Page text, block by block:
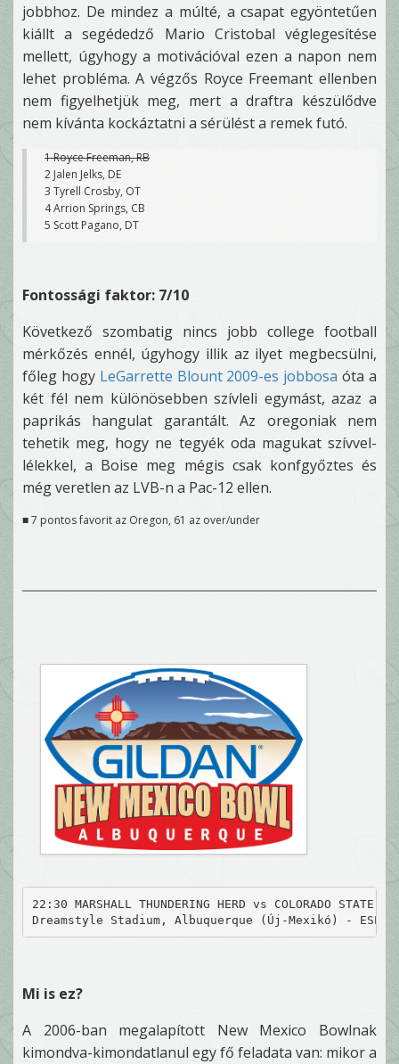
jobbhoz. De mindez a múlté, a csapat egyöntetűen
kiállt a segédedző Mario Cristobal véglegesítése
mellett, úgyhogy a motivációval ezen a napon nem
lehet probléma. A végzős Royce Freemant ellenben
nem figyelhetjük meg, mert a draftra készülődve
nem kívánta kockáztatni a sérülést a remek futó.
1 Royce Freeman, RB
2 Jalen Jelks, DE
3 Tyrell Crosby, OT
4 Arrion Springs, CB
5 Scott Pagano, DT
Fontossági faktor: 7/10
Következő szombatig nincs jobb college football
mérkőzés ennél, úgyhogy illik az ilyet megbecsülni,
főleg hogy LeGarrette Blount 2009-es jobbosa óta a
két fél nem különösebben szívleli egymást, azaz a
paprikás hangulat garantált. Az oregoniak nem
tehetik meg, hogy ne tegyék oda magukat szívvel-
lélekkel, a Boise meg mégis csak konfgyőztes és
még veretlen az LVB-n a Pac-12 ellen.
■ 7 pontos favorit az Oregon, 61 az over/under
22:30 MARSHALL THUNDERING HERD vs COLORADO STATE
Dreamstyle Stadium, Albuquerque (Új-Mexikó) - ESPN
Mi is ez?
A 2006-ban megalapított New Mexico Bowlnak
kimondva-kimondatlanul egy fő feladata van: mikor a